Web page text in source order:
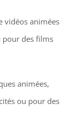
vidéos animées
pour des films
animées,
ou pour des